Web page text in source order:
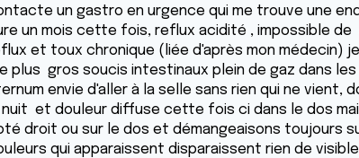
un gastro en urgence qui me trouve une
un mois cette fois, reflux acidité , impossible
et toux chronique (liée d'après mon médecin)
plus gros soucis intestinaux plein de gaz dans
envie d'aller à la selle sans rien qui ne
nuit et douleur diffuse cette fois ci dans le dos
droit ou sur le dos et démangeaisons toujours
qui apparaissent disparaissent rien de